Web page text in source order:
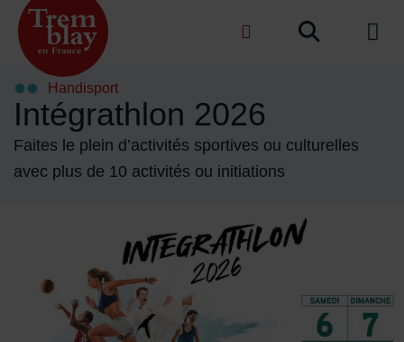
Menu de raccourcis
Accueil ville de Tremblay-en-France de
Intégrathlon 2026
Faites le plein d’activités sportives ou culturelles
avec plus de 10 activités ou initiations
Handisport